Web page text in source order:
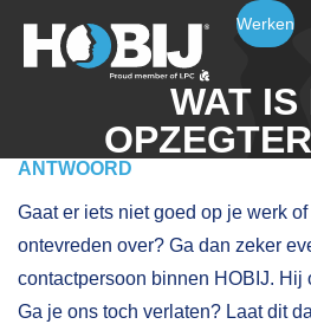
Werken
WAT IS
ANTWOORD
Gaat er iets niet goed op je werk
ontevreden over? Ga dan zeker
contactpersoon binnen HOBIJ. Hij
Ga je ons toch verlaten? Laat dit